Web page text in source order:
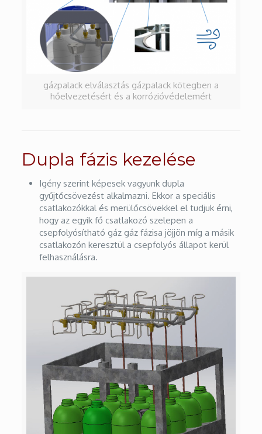
gázpalack elválasztás gázpalack kötegben a
hőelvezetésért és a korrózióvédelemért
Dupla fázis kezelése
Igény szerint képesek vagyunk dupla
gyűjtőcsövezést alkalmazni. Ekkor a speciális
csatlakozókkal és merülőcsövekkel el tudjuk érni,
hogy az egyik fő csatlakozó szelepen a
csepfolyósítható gáz gáz fázisa jöjjön míg a másik
csatlakozón keresztül a csepfolyós állapot kerül
felhasználásra.